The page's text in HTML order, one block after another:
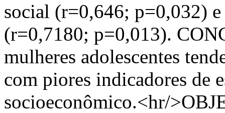
social (r=0,646; p=0,032)
(r=0,7180; p=0,013).
mulheres adolescentes
com piores indicadores de
socioeconômico.<hr/